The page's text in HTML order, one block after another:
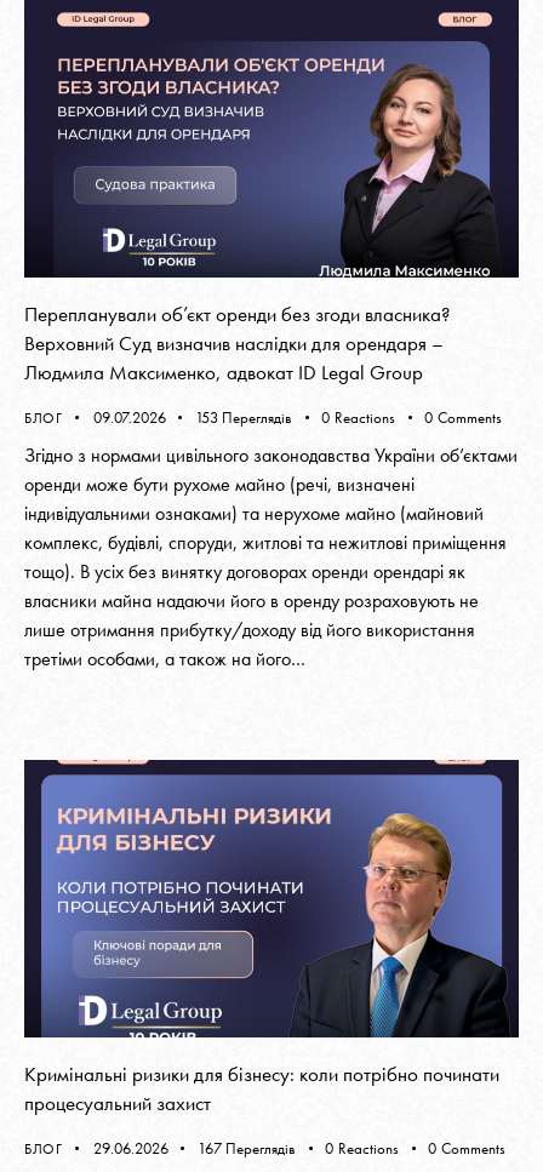
Перепланували об’єкт оренди без згоди власника?
Верховний Суд визначив наслідки для орендаря –
Людмила Максименко, адвокат ID Legal Group
БЛОГ 09.07.2026 153 Переглядів 0 Reactions 0 Comments
Згідно з нормами цивільного законодавства України об’єктами
оренди може бути рухоме майно (речі, визначені
індивідуальними ознаками) та нерухоме майно (майновий
комплекс, будівлі, споруди, житлові та нежитлові приміщення
тощо). В усіх без винятку договорах оренди орендарі як
власники майна надаючи його в оренду розраховують не
лише отримання прибутку/доходу від його використання
третіми особами, а також на його…
Кримінальні ризики для бізнесу: коли потрібно починати
процесуальний захист
БЛОГ 29.06.2026 167 Переглядів 0 Reactions 0 Comments